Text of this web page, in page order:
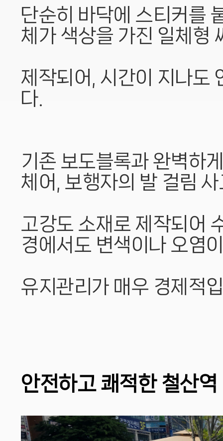
단순히 바닥에 스티커를
체가 색상을 가진 일체형
제작되어, 시간이 지나도
다.
기존 보도블록과 완벽하
체어, 보행자의 발 걸림
고강도 소재로 제작되어
경에서도 변색이나 오염
유지관리가 매우 경제적
안전하고 쾌적한 철산역